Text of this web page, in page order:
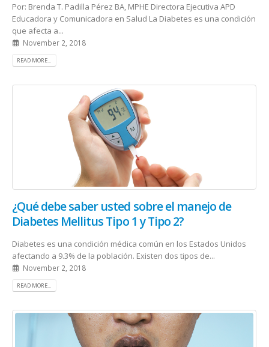
Por: Brenda T. Padilla Pérez BA, MPHE Directora Ejecutiva APD
Educadora y Comunicadora en Salud La Diabetes es una condición
que afecta a...
November 2, 2018
READ MORE...
¿Qué debe saber usted sobre el manejo de
Diabetes Mellitus Tipo 1 y Tipo 2?
Diabetes es una condición médica común en los Estados Unidos
afectando a 9.3% de la población. Existen dos tipos de...
November 2, 2018
READ MORE...